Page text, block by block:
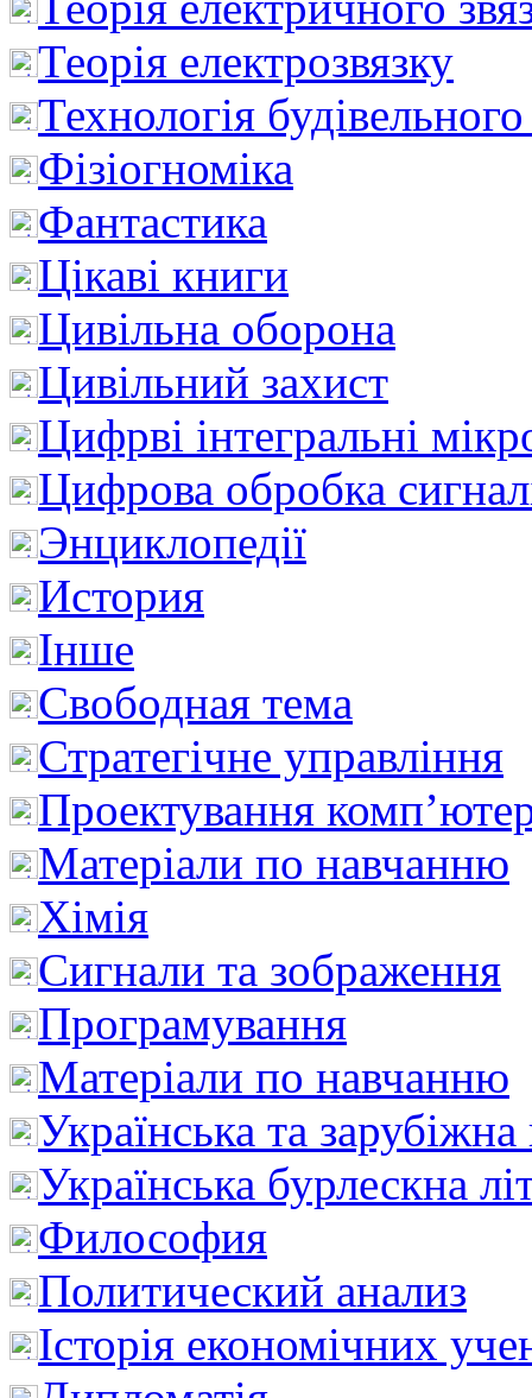
Теорія електрозвязку
Технологія
Фізіогноміка
Фантастика
Цікаві книги
Цивільна оборона
Цивільний захист
Цифрві інтегральні
Цифрова обробка
Энциклопедії
История
Інше
Свободная тема
Стратегічне управління
Проектування
Матеріали по навчанню
Хімія
Сигнали та зображення
Програмування
Матеріали по навчанню
Українська та зарубіжна
Українська бурлескна
Философия
Политический анализ
Історія економічних